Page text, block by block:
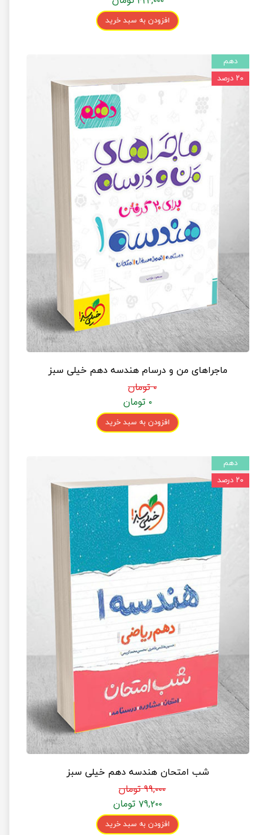
افزودن به سبد خرید
ماجراهای من و درسام هندسه دهم خیلی سبز
۰ تومان
۰ تومان
افزودن به سبد خرید
دهم
۲۰ درصد
شب امتحان هندسه دهم خیلی سبز
۹۹,۰۰۰ تومان
۷۹,۲۰۰ تومان
افزودن به سبد خرید
دهم
۲۰ درصد